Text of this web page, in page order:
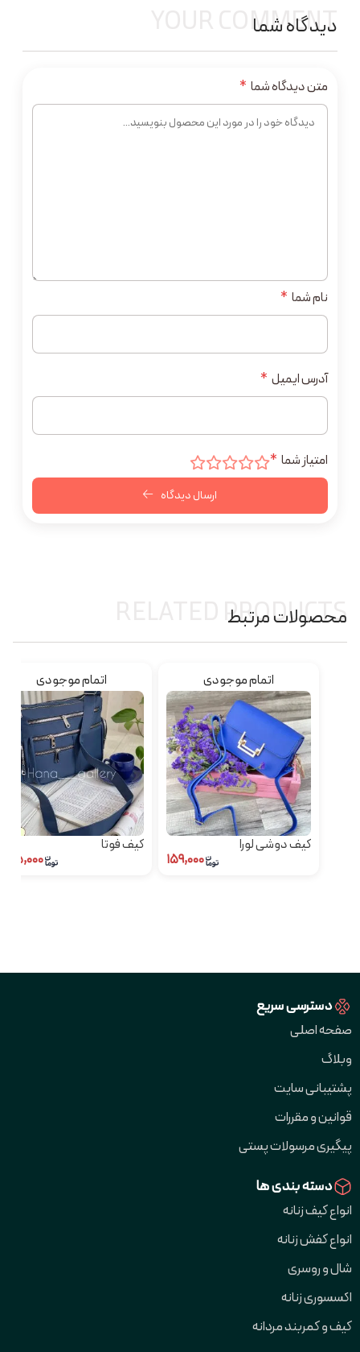
دیدگاه شما
YOUR COMMENT
نام شما *
آدرس ایمیل *
امتیاز شما *
ارسال دیدگاه
متن دیدگاه شما *
محصولات مرتبط
RELATED PRODUCTS
اتمام موجودی
کیف دوشی لورا
اتمام موجودی
کیف فوتا
دسترسی سریع
صفحه اصلی
وبلاگ
پشتیبانی سایت
قوانین و مقررات
پیگیری مرسولات پستی
دسته بندی ها
انواع کیف زنانه
انواع کفش زنانه
شال و روسری
اکسسوری زنانه
کیف و کمربند مردانه